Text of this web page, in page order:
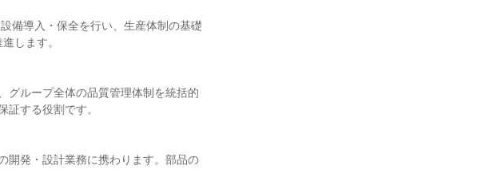
備導入・保全を行い、生産体制の基礎
します。
グループ全体の品質管理体制を統括的
する役割です。
開発・設計業務に携わります。部品の